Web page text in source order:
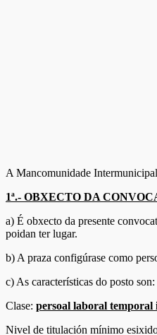
A Mancomunidade
1ª.- OBXECTO DA
a) É obxecto da presente
poidan ter lugar.
b) A praza configúrase como
c) As características do posto son:
Clase: persoal laboral temporal
Nivel de titulación mínimo